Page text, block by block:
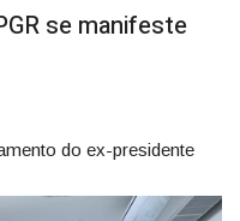
se manifeste
do ex-presidente